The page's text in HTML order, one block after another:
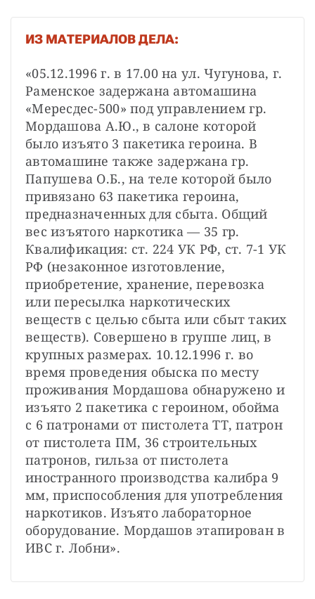
ИЗ МАТЕРИАЛОВ ДЕЛА:
«05.12.1996 г. в 17.00 на ул. Чугунова, г.
Раменское задержана автомашина
«Мересдес-500» под управлением гр.
Мордашова А.Ю., в салоне которой
было изъято 3 пакетика героина. В
автомашине также задержана гр.
Папушева О.Б., на теле которой было
привязано 63 пакетика героина,
предназначенных для сбыта. Общий
вес изъятого наркотика — 35 гр.
Квалификация: ст. 224 УК РФ, ст. 7-1 УК
РФ (незаконное изготовление,
приобретение, хранение, перевозка
или пересылка наркотических
веществ с целью сбыта или сбыт таких
веществ). Совершено в группе лиц, в
крупных размерах. 10.12.1996 г. во
время проведения обыска по месту
проживания Мордашова обнаружено и
изъято 2 пакетика с героином, обойма
с 6 патронами от пистолета ТТ, патрон
от пистолета ПМ, 36 строительных
патронов, гильза от пистолета
иностранного производства калибра 9
мм, приспособления для употребления
наркотиков. Изъято лабораторное
оборудование. Мордашов этапирован в
ИВС г. Лобни».